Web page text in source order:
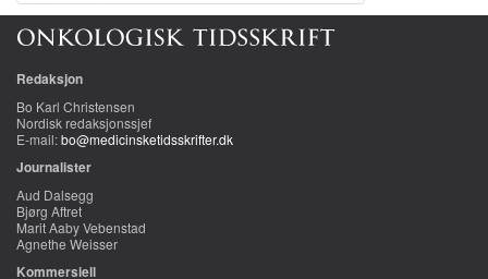
Redaksjon
Bo Karl Christensen
Nordisk redaksjonssjef
E-mail:bo@medicinsketidsskrifter.dk
Journalister
Aud Dalsegg
Bjørg Aftret
Marit Aaby Vebenstad
Agnethe Weisser
Kommersiell